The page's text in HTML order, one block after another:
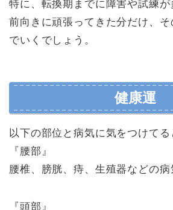
特に、転換期までに障害や試練が
前向きに頑張ってきた分だけ、
でいくでしょう。
健康運
以下の部位と病気に気をつけてる
『腰部』
腰椎、膀胱、痔、生殖器などの病
『頭部』